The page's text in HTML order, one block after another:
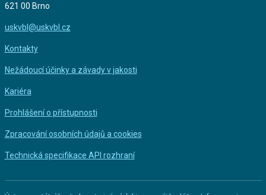
621 00 Brno
uskvbl@uskvbl.cz
Kontakty
Nežádoucí účinky a závady v jakosti
Kariéra
Prohlášení o přístupnosti
Zpracování osobních údajů a cookies
Technická specifikace API rozhraní